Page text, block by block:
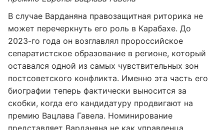
В случае Варданяна правозащитная риторика не
может перечеркнуть его роль в Карабахе. До
2023-го года он возглавлял пророссийское
сепаратистское образование в регионе, который
оставался одной из самых чувствительных зон
постсоветского конфликта. Именно эта часть его
биографии теперь фактически выносится за
скобки, когда его кандидатуру продвигают на
премию Вацлава Гавела. Номинирование
представляет Варданяна не как управленца